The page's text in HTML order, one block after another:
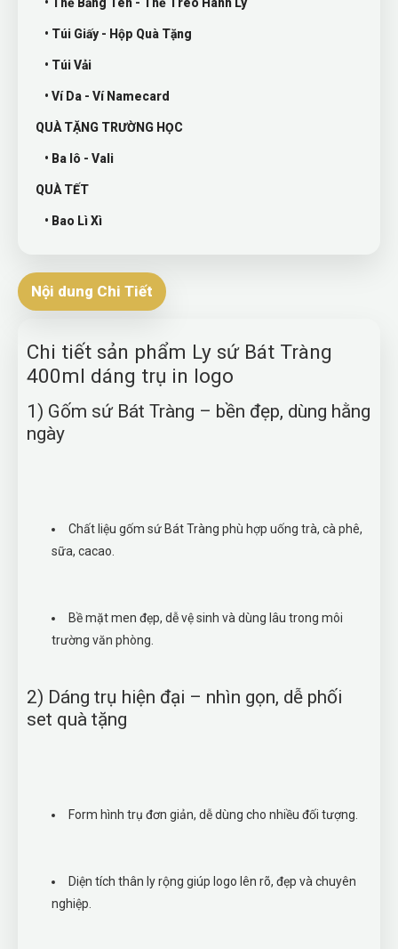
• Túi Giấy - Hộp Quà Tặng
• Túi Vải
• Ví Da - Ví Namecard
QUÀ TẶNG TRƯỜNG HỌC
• Ba lô - Vali
QUÀ TẾT
• Bao Lì Xì
Nội dung Chi Tiết
Chi tiết sản phẩm Ly sứ Bát Tràng
400ml dáng trụ in logo
1) Gốm sứ Bát Tràng – bền đẹp, dùng hằng
ngày
Chất liệu gốm sứ Bát Tràng phù hợp uống trà, cà phê,
sữa, cacao.
Bề mặt men đẹp, dễ vệ sinh và dùng lâu trong môi
trường văn phòng.
2) Dáng trụ hiện đại – nhìn gọn, dễ phối
set quà tặng
Form hình trụ đơn giản, dễ dùng cho nhiều đối tượng.
Diện tích thân ly rộng giúp logo lên rõ, đẹp và chuyên
nghiệp.